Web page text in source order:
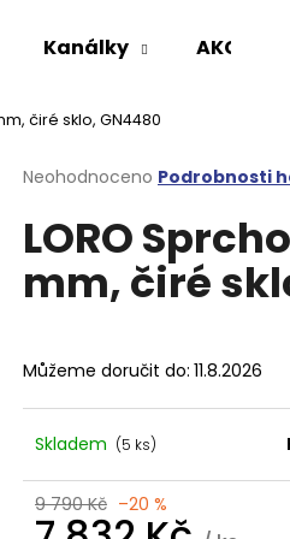
Kanálky AKCE %
čiré sklo, GN4480
Průměrné
produktu
je
Neohodnoceno Podrobnosti
LORO
mm, čiré
Můžeme doručit do: 11.8.2026
Skladem (5 ks)
9 790 Kč –20 %
HLEDAT
MM VOLCANO